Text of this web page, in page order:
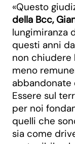
«Questo
della Bcc,
lungimiranza
questi anni
non chiudere
meno
abbandonate
Essere sul
per noi
quelli che
sia come